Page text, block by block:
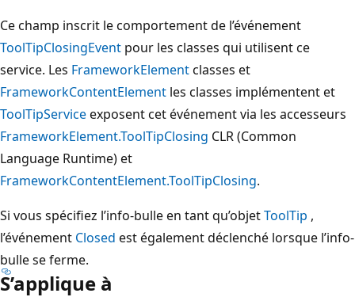
Ce champ inscrit le comportement de l’événement
ToolTipClosingEvent pour les classes qui utilisent ce
service. Les FrameworkElementclasses et
FrameworkContentElement les classes implémentent et
ToolTipServiceexposent cet événement via les accesseurs
FrameworkElement.ToolTipClosing CLR (Common
Language Runtime) et
FrameworkContentElement.ToolTipClosing.
Si vous spécifiez l’info-bulle en tant qu’objetToolTip ,
l’événement Closed est également déclenché lorsque l’info-
bulle se ferme.
S’applique à